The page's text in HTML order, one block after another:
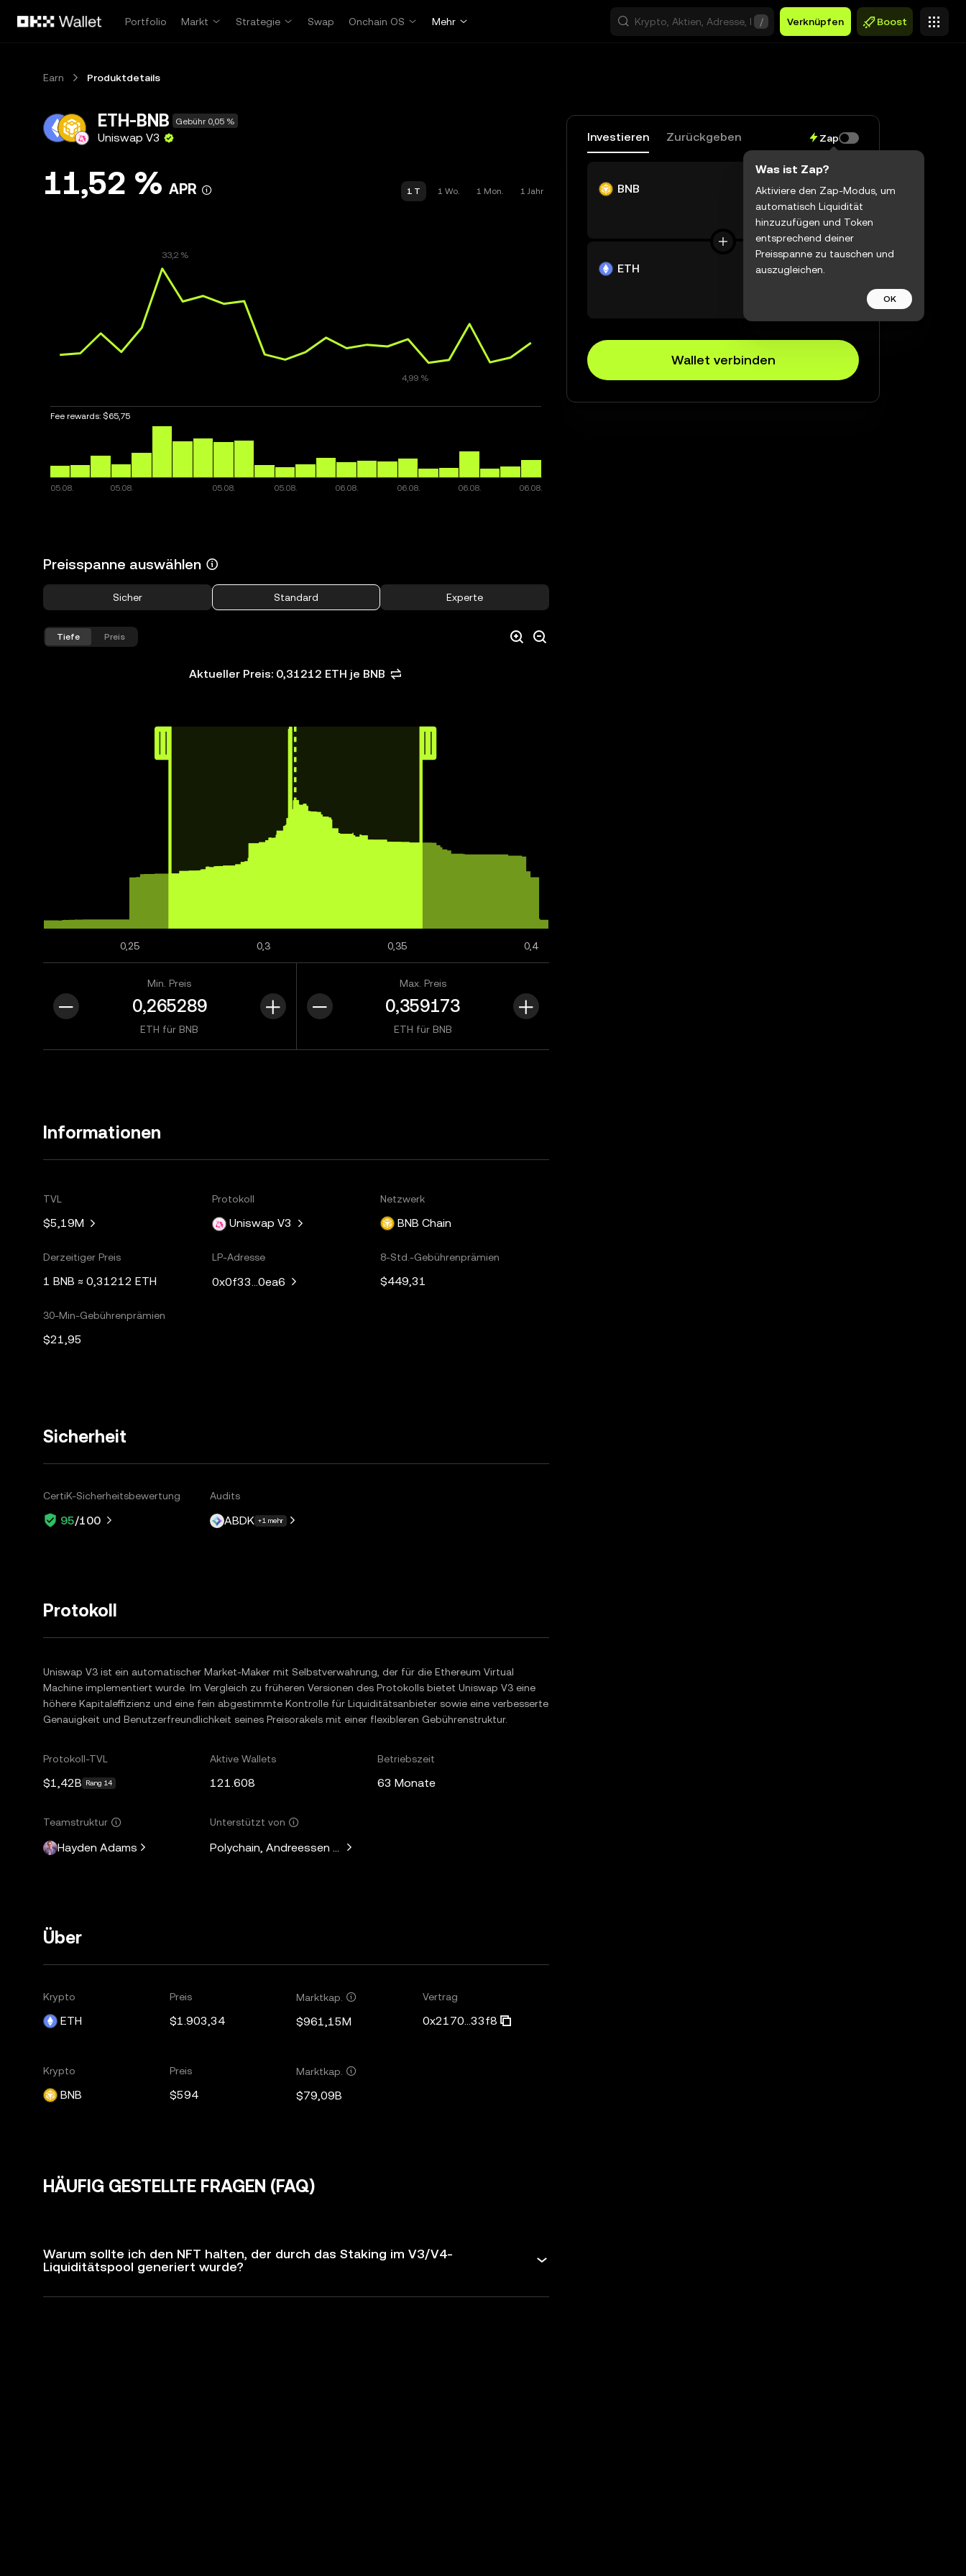
Portfolio
Markt Strategie Swap Onchain OS Mehr / Verknüpfen Boost
Earn Produktdetails
ETH-BNB Gebühr 0,05 %
Uniswap V3
11,52 % APR 1 T 1 Wo. 1 Mon. 1 Jahr
Fee rewards: $65,75
Preisspanne auswählen
Sicher Standard Experte
Tiefe Preis
Aktueller Preis: 0,31212 ETH je BNB
0,25 0,3 0,35 0,4
Min. Preis
ETH für BNB
Max. Preis
ETH für BNB
Informationen
TVL
$5,19M
Protokoll
Uniswap V3
Netzwerk
BNB Chain
Derzeitiger Preis
1 BNB ≈ 0,31212 ETH
LP-Adresse
0x0f33...0ea6
8-Std.-Gebührenprämien
$449,31
30-Min-Gebührenprämien
$21,95
Sicherheit
CertiK-Sicherheitsbewertung
95/100
Audits
ABDK +1 mehr
Protokoll
Uniswap V3 ist ein automatischer Market-Maker mit Selbstverwahrung, der für die Ethereum Virtual
Machine implementiert wurde. Im Vergleich zu früheren Versionen des Protokolls bietet Uniswap V3 eine
höhere Kapitaleffizienz und eine fein abgestimmte Kontrolle für Liquiditätsanbieter sowie eine verbesserte
Genauigkeit und Benutzerfreundlichkeit seines Preisorakels mit einer flexibleren Gebührenstruktur.
Protokoll-TVL
$1,42B Rang 14
Aktive Wallets
121.608
Betriebszeit
63 Monate
Teamstruktur
Hayden Adams
Unterstützt von
Polychain, Andreessen Horowitz, Paradigm, Variant Fund, SV Angel
Über
Krypto
ETH
Preis
$1.903,34
Marktkap.
$961,15M
Vertrag
0x2170...33f8
Krypto
BNB
Preis
$594
Marktkap.
$79,09B
HÄUFIG GESTELLTE FRAGEN (FAQ)
Warum sollte ich den NFT halten, der durch das Staking im V3/V4-
Liquiditätspool generiert wurde?
Investieren Zurückgeben Zap
BNB
$0,00
ETH
Wallet verbinden
Was ist Zap?
Aktiviere den Zap-Modus, um
automatisch Liquidität
hinzuzufügen und Token
entsprechend deiner
Preisspanne zu tauschen und
auszugleichen.
OK